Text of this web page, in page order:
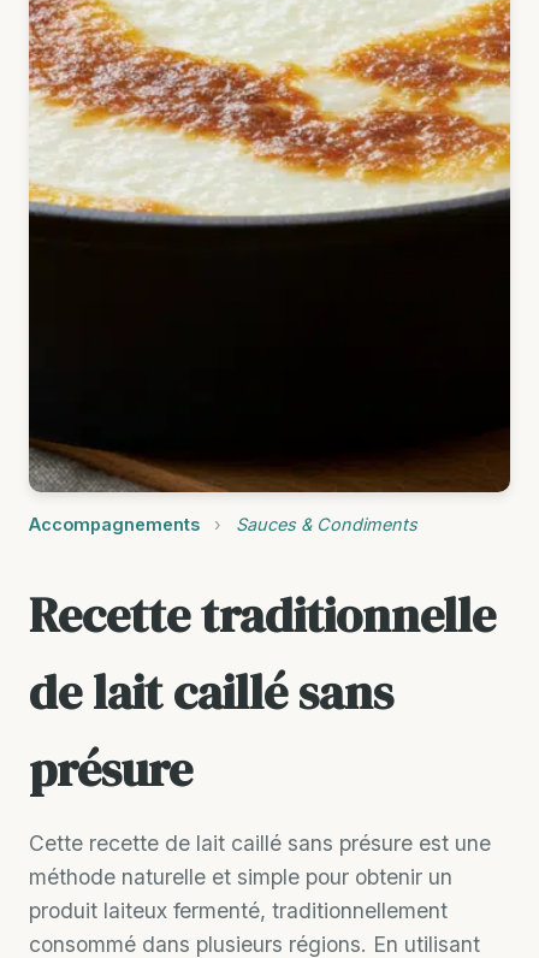
Accompagnements › Sauces & Condiments
Recette traditionnelle
de lait caillé sans
présure
Cette recette de lait caillé sans présure est une
méthode naturelle et simple pour obtenir un
produit laiteux fermenté, traditionnellement
consommé dans plusieurs régions. En utilisant